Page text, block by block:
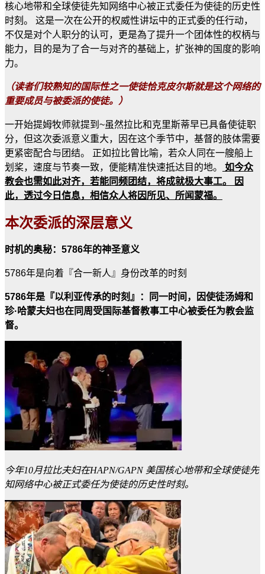
核心地带和全球使徒先知网络中心被正式委任为使徒的历史性
时刻。 这是一次在公开的权威性讲坛中的正式委的任行动，
不仅是对个人职分的认可，更是為了提升一个团体性的权柄与
能力，目的是为了合一与对齐的基础上，扩张神的国度的影响
力。
（读者们较熟知的国际性之一使徒恰克皮尔斯就是这个网络的
重要成员与被委派的使徒。）
一开始提姆牧师就提到~虽然拉比和克里斯蒂早已具备使徒职
分，但这次委派意义重大，因在这个季节中，基督的肢体需要
更紧密配合与团结。 正如拉比曾比喻，若众人同在一艘船上
划桨，速度与节奏一致，便能精准快速抵达目的地。
如今众
教会也需如此对齐，若能同频团结，将成就极大事工。 因
此，透过今日信息，相信众人将因所见、所闻蒙福。
本次委派的深层意义
时机的奥秘：5786年的神圣意义
5786年是向着『合一新人』身份改革的时刻
5786年是『以利亚传承的时刻』：同一时间，因使徒汤姆和
珍·哈蒙夫妇也在同周受国际基督教事工中心被委任为教会监
督。
今年10月拉比夫妇在HAPN/GAPN 美国核心地带和全球使徒先
知网络中心被正式委任为使徒的历史性时刻。